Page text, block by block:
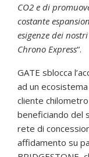
CO2 e di
costante
esigenze dei
Chrono Express“.
GATE sblocca
ad un
cliente
beneficiando del
rete di
affidamento su